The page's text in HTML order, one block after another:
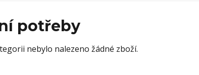
potřeby
nebylo nalezeno žádné zboží.